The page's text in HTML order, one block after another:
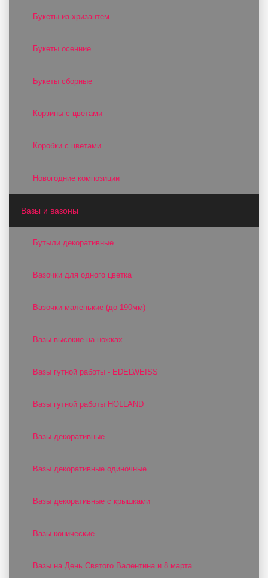
Букеты из хризантем
Букеты осенние
Букеты сборные
Корзины с цветами
Коробки с цветами
Новогодние композиции
Вазы и вазоны
Бутыли декоративные
Вазочки для одного цветка
Вазочки маленькие (до 190мм)
Вазы высокие на ножках
Вазы гутной работы - EDELWEISS
Вазы гутной работы HOLLAND
Вазы декоративные
Вазы декоративные одиночные
Вазы декоративные с крышками
Вазы конические
Вазы на День Святого Валентина и 8 марта